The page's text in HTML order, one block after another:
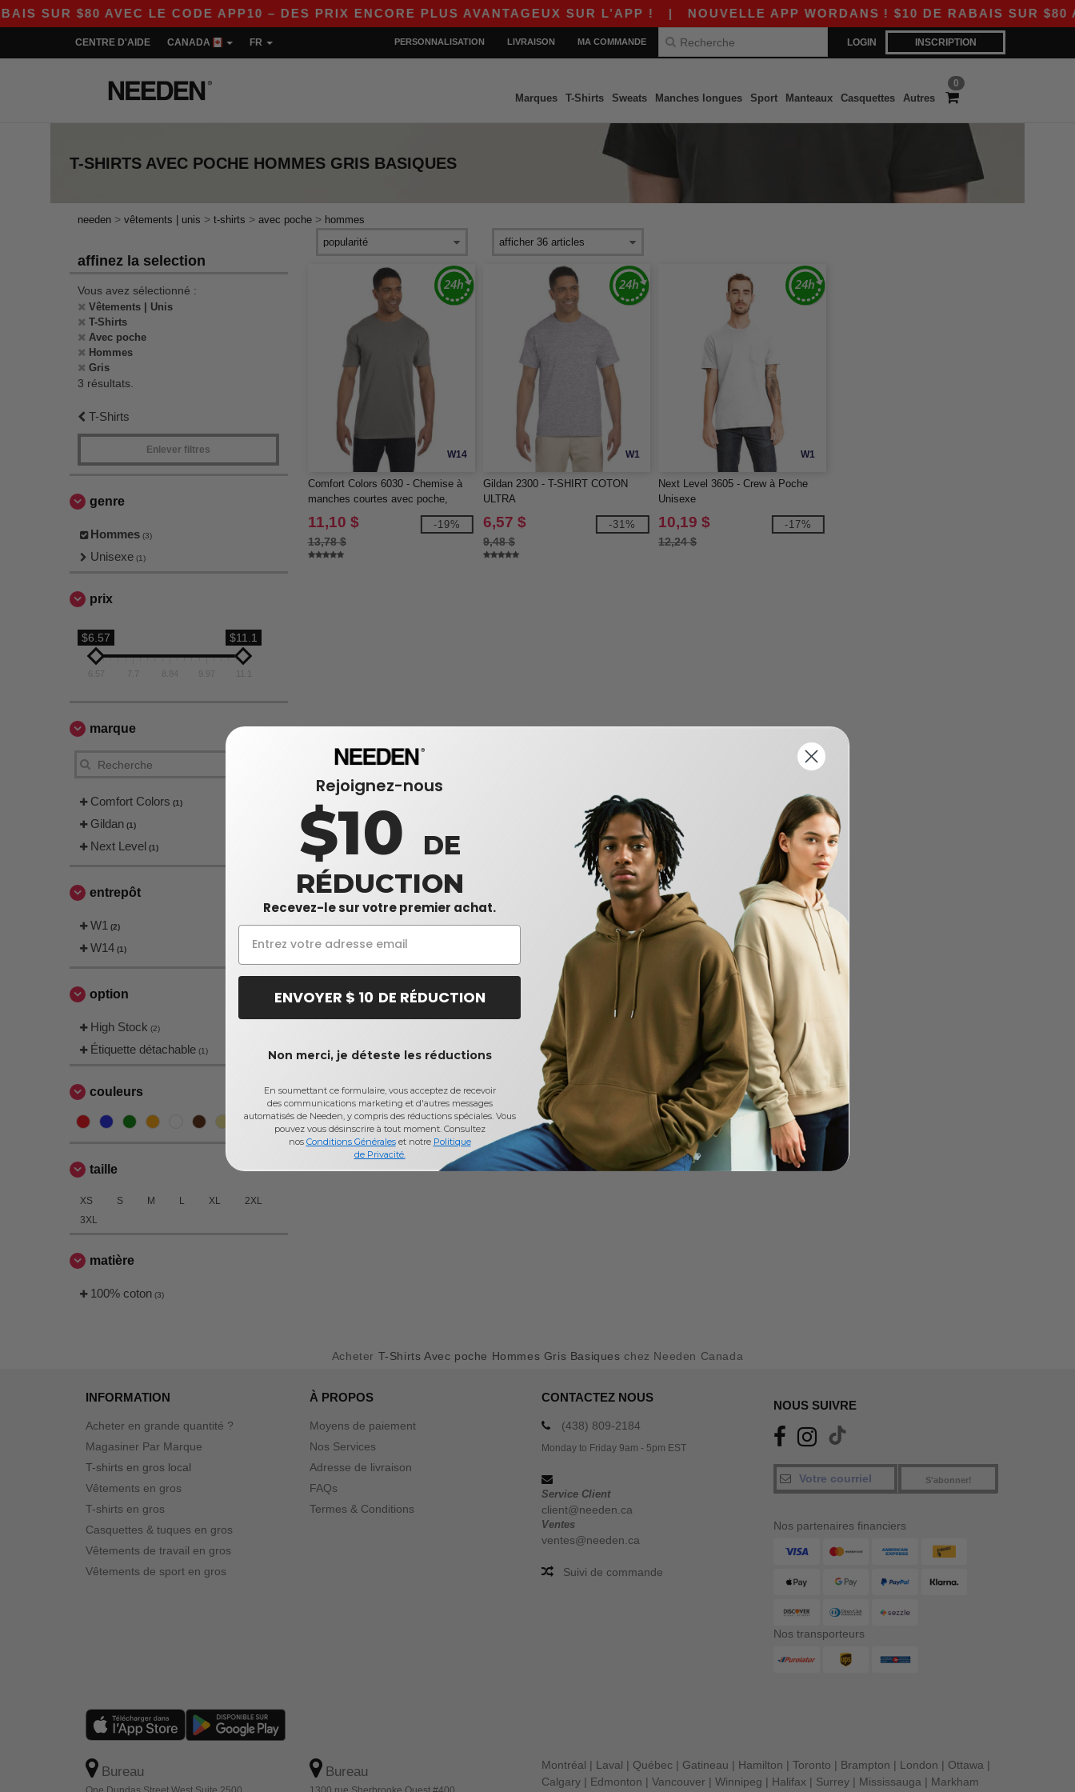
$80 AVEC LE CODE APP10 – DES PRIX ENCORE PLUS AVANTAGEUX SUR L’APP !| NOUVELLE APP WORDANS ! $10 DE RABAIS SUR $80
LOGIN INSCRIPTION
CENTRE D'AIDE CANADA FR PERSONNALISATION LIVRAISON MA COMMANDE
0
Marques T-Shirts Sweats Manches longues Sport Manteaux Casquettes Autres
T-SHIRTS AVEC POCHE HOMMES GRIS BASIQUES
needen > vêtements | unis > t-shirts > avec poche > hommes
affinez la selection
Vous avez sélectionné :
Vêtements | Unis
T-Shirts
Avec poche
Hommes
Gris
3 résultats.
T-Shirts
Enlever filtres
genre
Hommes (3)
Unisexe (1)
prix
$6.57 $11.1
6.57 8.84
marque
Comfort Colors (1)
Gildan (1)
Next Level (1)
entrepôt
W1 (2)
W14 (1)
option
High Stock (2)
Étiquette détachable (1)
couleurs
taille
XS S M L XL
2XL
3XL
matière
100% coton (3)
W14
Comfort Colors 6030 - Chemise à
manches courtes avec poche,
teintée dans la masse
11,10 $
13,78 $
-19%
W1
Gildan 2300 - T-SHIRT COTON
ULTRA
6,57 $
9,48 $
-31%
W1
Next Level 3605 - Crew à Poche
Unisexe
10,19 $
12,24 $
-17%
Acheter T-Shirts Avec poche Hommes Gris Basiques chez Needen Canada
INFORMATION
Acheter en grande quantité ?
Magasiner Par Marque
T-shirts en gros local
Vêtements en gros
T-shirts en gros
Casquettes & tuques en gros
Vêtements de travail en gros
Vêtements de sport en gros
À PROPOS
Moyens de paiement
Nos Services
Adresse de livraison
FAQs
Termes & Conditions
CONTACTEZ NOUS
(438) 809-2184
Monday to Friday 9am - 5pm EST
Service Client
client@needen.ca
Ventes
ventes@needen.ca
Suivi de commande
NOUS SUIVRE
S'abonner!
Nos partenaires financiers
Nos transporteurs
Bureau Bureau Montréal | Laval | Québec | Gatineau | Hamilton | Toronto | Brampton | London | Ottawa |
Calgary | Edmonton | Vancouver | Winnipeg | Halifax | Surrey | Mississauga | Markham
Rejoignez-nous
$10 DE
RÉDUCTION
Recevez-le sur votre premier achat.
ENVOYER $ 10 DE RÉDUCTION
Non merci, je déteste les réductions
En soumettant ce formulaire, vous acceptez de recevoir
des communications marketing et d'autres messages
automatisés de Needen, y compris des réductions spéciales. Vous
pouvez vous désinscrire à tout moment. Consultez
nos Conditions Généraleset notre Politique
de Privacité.